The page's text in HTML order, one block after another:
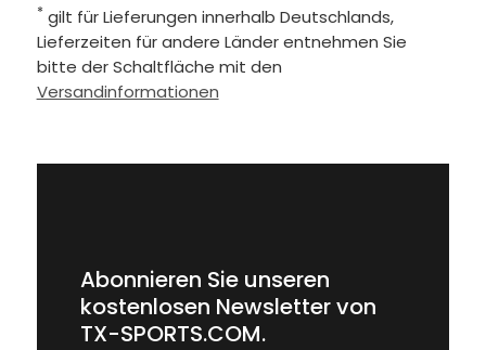
* gilt für Lieferungen innerhalb Deutschlands,
Lieferzeiten für andere Länder entnehmen Sie
bitte der Schaltfläche mit den
Versandinformationen
Abonnieren Sie unseren
kostenlosen Newsletter von
TX-SPORTS.COM.